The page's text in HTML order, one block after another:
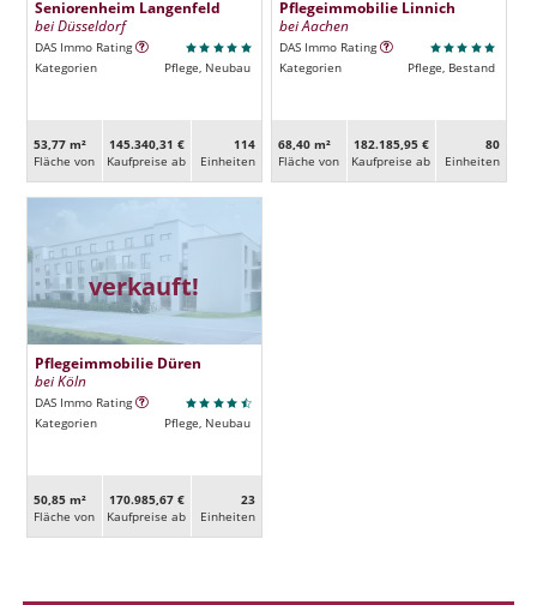
Seniorenheim Langenfeld
bei Düsseldorf
DAS Immo Rating
Kategorien
Pflege, Neubau
53,77 m²
Fläche von
145.340,31 €
Kaufpreise ab
114
Ein­heiten
Pflegeimmobilie Linnich
bei Aachen
DAS Immo Rating
Kategorien
Pflege, Bestand
68,40 m²
Fläche von
182.185,95 €
Kaufpreise ab
80
Ein­heiten
verkauft!
Pflegeimmobilie Düren
bei Köln
DAS Immo Rating
Kategorien
Pflege, Neubau
50,85 m²
Fläche von
170.985,67 €
Kaufpreise ab
23
Ein­heiten